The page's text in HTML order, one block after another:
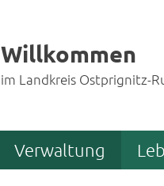
Willkommen
im Landkreis Ostprignitz-
Verwaltung